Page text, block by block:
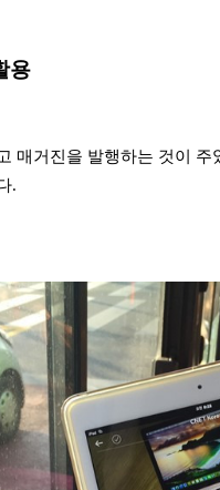
용
매거진을 발행하는 것이
.